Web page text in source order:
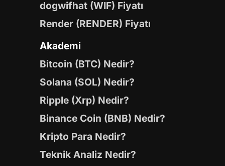
dogwifhat (WIF) Fiyatı
Render (RENDER) Fiyatı
Akademi
Bitcoin (BTC) Nedir?
Solana (SOL) Nedir?
Ripple (Xrp) Nedir?
Binance Coin (BNB) Nedir?
Kripto Para Nedir?
Teknik Analiz Nedir?